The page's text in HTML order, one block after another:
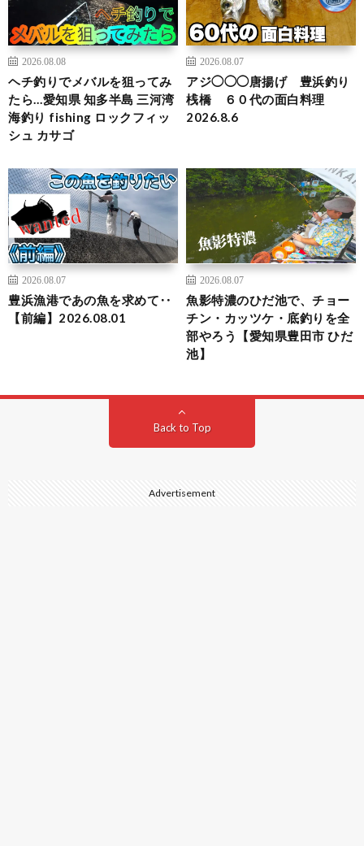
2026.08.08
ヘチ釣りでメバルを狙ってみ
たら…愛知県 知多半島 三河湾
海釣り fishing ロックフィッ
シュ カサゴ
2026.08.07
アジ◯◯◯唐揚げ 豊浜釣り
桟橋 ６０代の面白料理
2026.8.6
2026.08.07
豊浜漁港であの魚を求めて‥
【前編】2026.08.01
2026.08.07
魚影特濃のひだ池で、チョー
チン・カッツケ・底釣りを全
部やろう【愛知県豊田市 ひだ
池】
Back to Top
Advertisement